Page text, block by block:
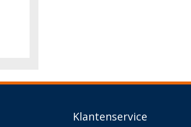
Klantenservice